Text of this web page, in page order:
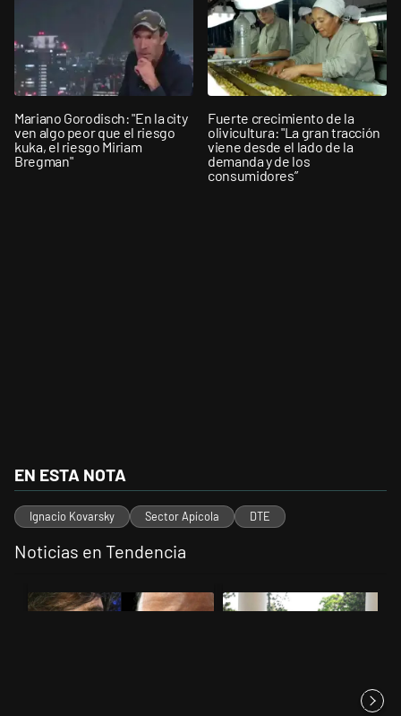
Mariano Gorodisch: "En la city
ven algo peor que el riesgo
kuka, el riesgo Miriam
Bregman"
Fuerte crecimiento de la
olivicultura: "La gran tracción
viene desde el lado de la
demanda y de los
consumidores”
EN ESTA NOTA
Ignacio Kovarsky Sector Apícola DTE
Noticias en Tendencia
Un artículo de tendencia con el título "Tensión Lula-Milei: “Anular
Un artículo de tendencia con el